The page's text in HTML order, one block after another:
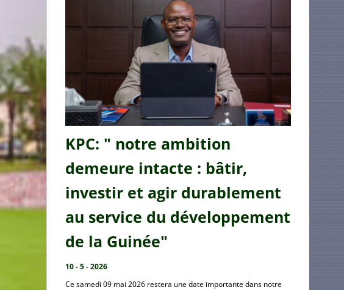
KPC: " notre ambition
demeure intacte : bâtir,
investir et agir durablement
au service du développement
de la Guinée"
10 - 5 - 2026
Ce samedi 09 mai 2026 restera une date importante dans notre